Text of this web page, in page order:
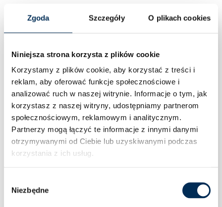
Zgoda Szczegóły O plikach cookies
Niniejsza strona korzysta z plików cookie
Korzystamy z plików cookie, aby korzystać z treści i
reklam, aby oferować funkcje społecznościowe i
analizować ruch w naszej witrynie. Informacje o tym, jak
korzystasz z naszej witryny, udostępniamy partnerom
społecznościowym, reklamowym i analitycznym.
Partnerzy mogą łączyć te informacje z innymi danymi
otrzymywanymi od Ciebie lub uzyskiwanymi podczas
korzystania z ich usług.
zgody
Niezbędne